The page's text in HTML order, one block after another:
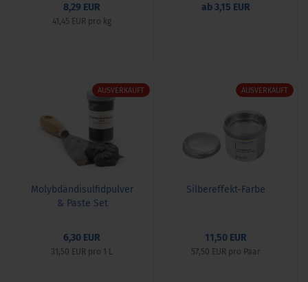
8,29 EUR
41,45 EUR pro kg
ab 3,15 EUR
AUSVERKAUFT
Molybdändisulfidpulver
& Paste Set
6,30 EUR
31,50 EUR pro 1 L
AUSVERKAUFT
Silbereffekt-Farbe
11,50 EUR
57,50 EUR pro Paar